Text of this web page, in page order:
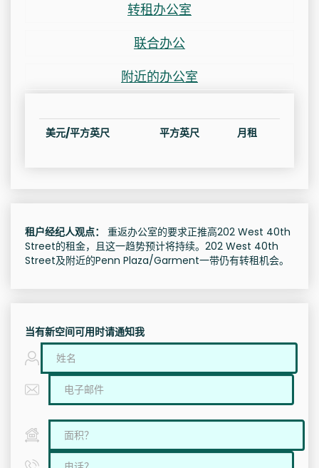
转租办公室
联合办公
附近的办公室
美元/平方英尺 平方英尺 月租
租户经纪人观点：
重返办公室的要求正推高202 West 40th
Street的租金，且这一趋势预计将持续。202 West 40th
Street及附近的Penn Plaza/Garment一带仍有转租机会。
当有新空间可用时请通知我